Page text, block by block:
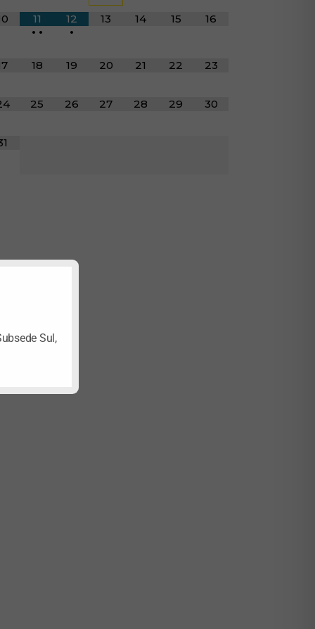
11
• •
12
•
13 14 15 16
18 19 20 21 22 23
25 26 27 28 29 30
Sul,